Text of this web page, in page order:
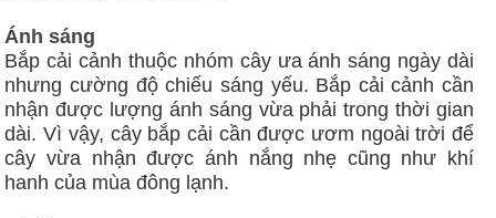
Ánh sáng
Bắp cải cảnh thuộc nhóm cây ưa ánh sáng ngày dài
nhưng cường độ chiếu sáng yếu. Bắp cải cảnh cần
nhận được lượng ánh sáng vừa phải trong thời gian
dài. Vì vậy, cây bắp cải cần được ươm ngoài trời để
cây vừa nhận được ánh nắng nhẹ cũng như khí
hanh của mùa đông lạnh.